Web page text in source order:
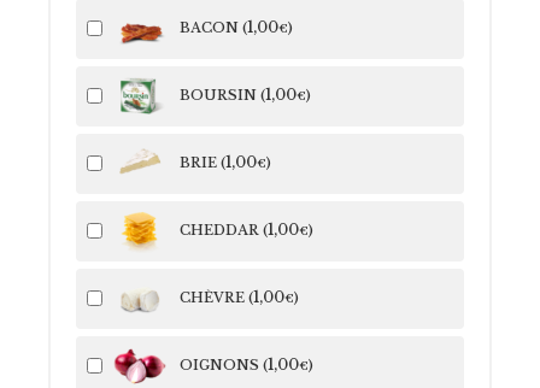
BACON (1 ,00€)
BOURSIN (1 ,00€)
BRIE (1 ,00€)
CHEDDAR (1 ,00€)
CHÈVRE (1 ,00€)
OIGNONS (1 ,00€)